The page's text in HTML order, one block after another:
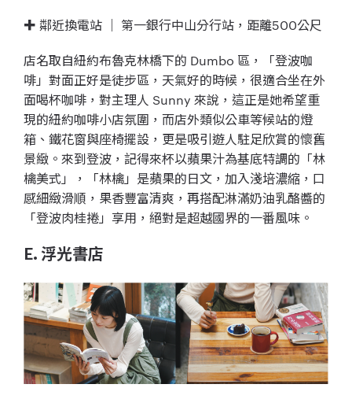
✚ 鄰近換電站 ｜ 第一銀行中山分行站，距離500公尺
店名取自紐約布魯克林橋下的 Dumbo 區，「登波咖
啡」對面正好是徒步區，天氣好的時候，很適合坐在外
面喝杯咖啡，對主理人 Sunny 來說，這正是她希望重
現的紐約咖啡小店氛圍，而店外類似公車等候站的燈
箱、鐵花窗與座椅擺設，更是吸引遊人駐足欣賞的懷舊
景緻。來到登波，記得來杯以蘋果汁為基底特調的「林
檎美式」，「林檎」是蘋果的日文，加入淺培濃縮，口
感細緻滑順，果香豐富清爽，再搭配淋滿奶油乳酪醬的
「登波肉桂捲」享用，絕對是超越國界的一番風味。
E. 浮光書店